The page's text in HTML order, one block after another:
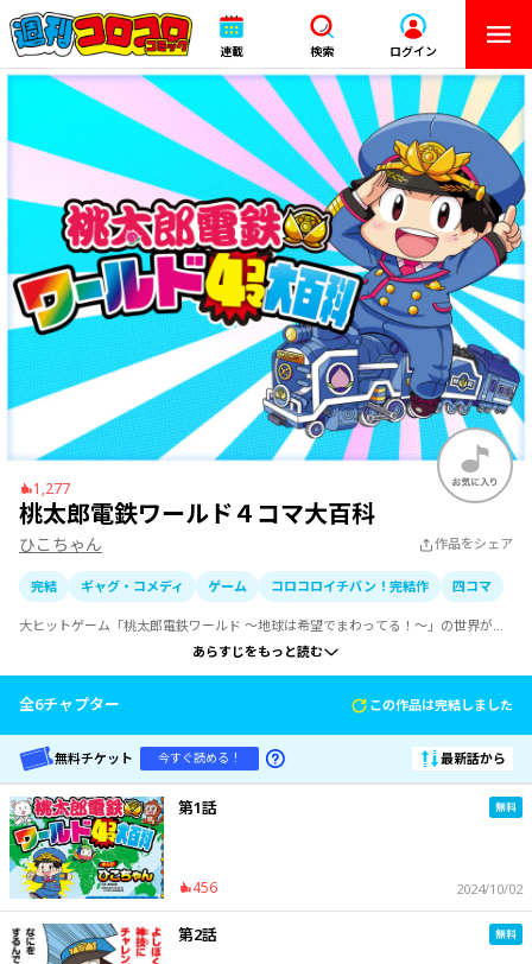
連載 検索 ログイン
1,277
桃太郎電鉄ワールド４コマ大百科
ひこちゃん 作品をシェア
完結 ギャグ・コメディ ゲーム コロコロイチバン！完結作 四コマ
大ヒットゲーム「桃太郎電鉄ワールド 〜地球は希望でまわってる！〜」の世界が、
ゲームでおなじみ・桃太郎たちが世界各国で巻き起こす爆笑ギャグの数々。
あらすじをもっと読む
全6チャプター この作品は完結しました
無料チケット 今すぐ読める！ 最新話から
第1話
456 2024/10/02
第2話